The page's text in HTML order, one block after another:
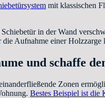
mit klassischen
in der Wand
Aufnahme einer Holzzarge
und schaffe
Zonen
Bestes Beispiel ist die